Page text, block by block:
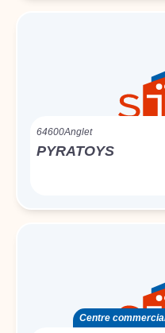
64600Anglet
PYRATOYS
Centre